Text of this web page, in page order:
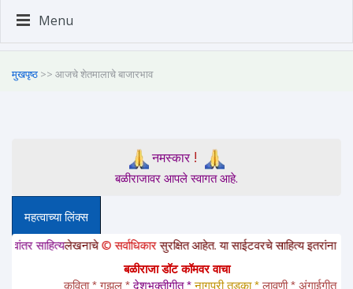
Menu
मुखपृष्ठ >> आजचे शेतमालाचे बाजारभाव
नमस्कार!
बळीराजावर आपले स्वागत आहे.
महत्वाच्या लिंक्स
लेखनाचे© सर्वाधिकारसुरक्षित आहेत. या साईटवरचे साहित्य इतरांना पाठवायचे
बळीराजा डॉट कॉमवर वाचा
कविता * गझल * देशभक्तीगीत * नागपुरी तडका * लावणी * अंगाईगीत *